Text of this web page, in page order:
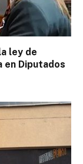
ley de
en Diputados